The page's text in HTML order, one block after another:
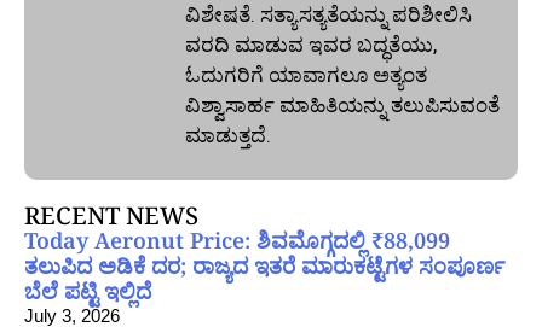
ವಿಶೇಷತೆ. ಸತ್ಯಾಸತ್ಯತೆಯನ್ನು ಪರಿಶೀಲಿಸಿ
ವರದಿ ಮಾಡುವ ಇವರ ಬದ್ಧತೆಯು,
ಓದುಗರಿಗೆ ಯಾವಾಗಲೂ ಅತ್ಯಂತ
ವಿಶ್ವಾಸಾರ್ಹ ಮಾಹಿತಿಯನ್ನು ತಲುಪಿಸುವಂತೆ
ಮಾಡುತ್ತದೆ.
RECENT NEWS
Today Aeronut Price: ಶಿವಮೊಗ್ಗದಲ್ಲಿ ₹88,099
ತಲುಪಿದ ಅಡಿಕೆ ದರ; ರಾಜ್ಯದ ಇತರೆ ಮಾರುಕಟ್ಟೆಗಳ ಸಂಪೂರ್ಣ
ಬೆಲೆ ಪಟ್ಟಿ ಇಲ್ಲಿದೆ
July 3, 2026